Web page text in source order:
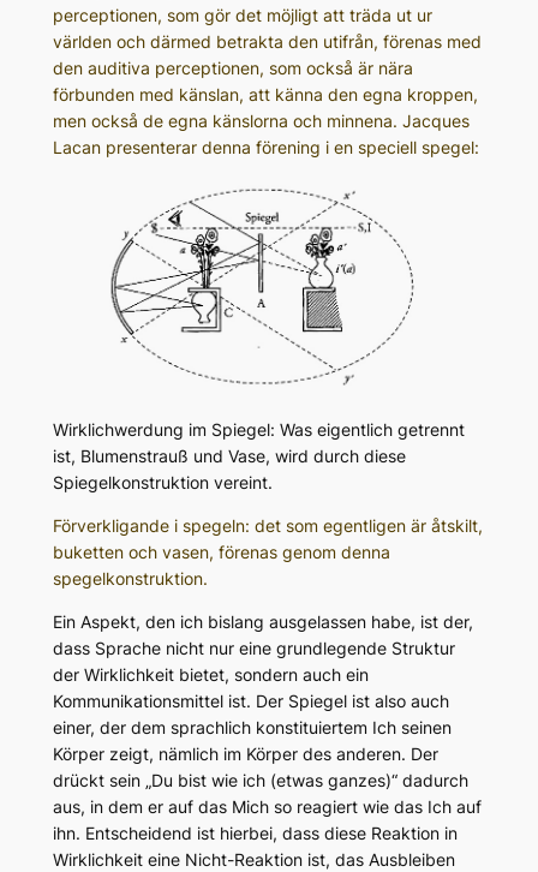
perceptionen, som gör det möjligt att träda ut ur
världen och därmed betrakta den utifrån, förenas med
den auditiva perceptionen, som också är nära
förbunden med känslan, att känna den egna kroppen,
men också de egna känslorna och minnena. Jacques
Lacan presenterar denna förening i en speciell spegel:
Wirklichwerdung im Spiegel: Was eigentlich getrennt
ist, Blumenstrauß und Vase, wird durch diese
Spiegelkonstruktion vereint.
Förverkligande i spegeln: det som egentligen är åtskilt,
buketten och vasen, förenas genom denna
spegelkonstruktion.
Ein Aspekt, den ich bislang ausgelassen habe, ist der,
dass Sprache nicht nur eine grundlegende Struktur
der Wirklichkeit bietet, sondern auch ein
Kommunikationsmittel ist. Der Spiegel ist also auch
einer, der dem sprachlich konstituiertem Ich seinen
Körper zeigt, nämlich im Körper des anderen. Der
drückt sein „Du bist wie ich (etwas ganzes)“ dadurch
aus, in dem er auf das Mich so reagiert wie das Ich auf
ihn. Entscheidend ist hierbei, dass diese Reaktion in
Wirklichkeit eine Nicht-Reaktion ist, das Ausbleiben